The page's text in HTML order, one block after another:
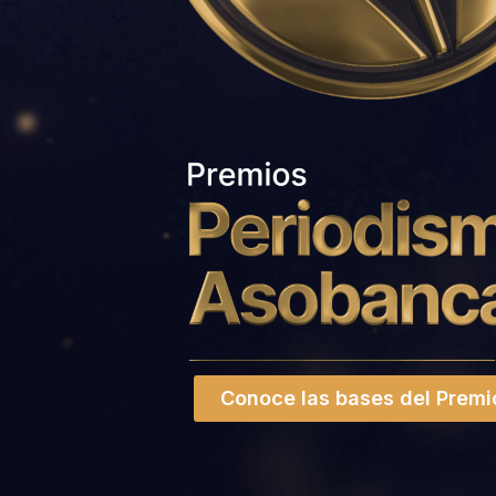
Conoce las bases del